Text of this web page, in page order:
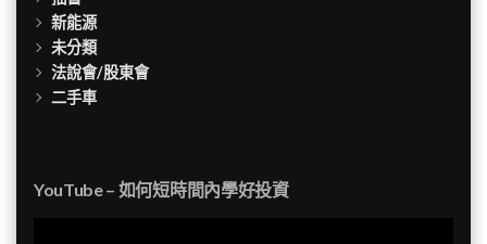
新能源
未分類
法說會/股東會
二手車
YouTube – 如何短時間內學好投資